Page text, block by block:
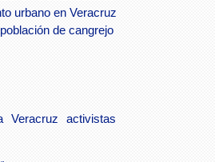
urbano en Veracruz
de cangrejo
Veracruz activistas